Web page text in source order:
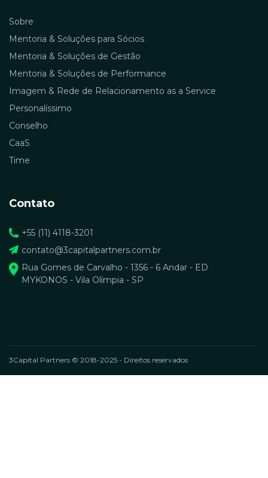
Sobre
Mentoria & Soluções para Sócios
Mentoria & Soluções de Gestão
Mentoria & Soluções de Performance
Imagem & Rede de Relacionamento as a Service
Personalíssimo
Conselho
CaaS
Time
Contato
+55 (11) 4118-3201
contato@3capitalpartners.com.br
Rua Gomes de Carvalho - 1356 - 6 Andar - ED
MYKONOS - Vila Olímpia - SP
3Capital Partners © 2018-2025 - Direitos reservados